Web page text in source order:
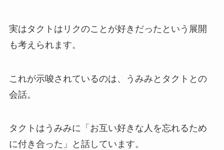
実はタクトはリクのことが好きだったという展開
も考えられます。
これが示唆されているのは、うみみとタクトとの
会話。
タクトはうみみに「お互い好きな人を忘れるため
に付き合った」と話しています。